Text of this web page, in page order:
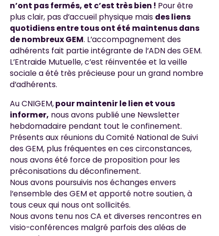
n’ont pas fermés, et c’est très bien ! Pour être
plus clair, pas d’accueil physique mais des liens
quotidiens entre tous ont été maintenus dans
de nombreux GEM. L’accompagnement des
adhérents fait partie intégrante de l’ADN des GEM.
L’Entraide Mutuelle, c’est réinventée et la veille
sociale a été très précieuse pour un grand nombre
d’adhérents.
Au CNIGEM,pour maintenir le lien et vous
informer, nous avons publié une Newsletter
hebdomadaire pendant tout le confinement.
Présents aux réunions du Comité National de Suivi
des GEM, plus fréquentes en ces circonstances,
nous avons été force de proposition pour les
préconisations du déconfinement.
Nous avons poursuivis nos échanges envers
l’ensemble des GEM et apporté notre soutien, à
tous ceux qui nous ont sollicités.
Nous avons tenu nos CA et diverses rencontres en
visio-conférences malgré parfois des aléas de